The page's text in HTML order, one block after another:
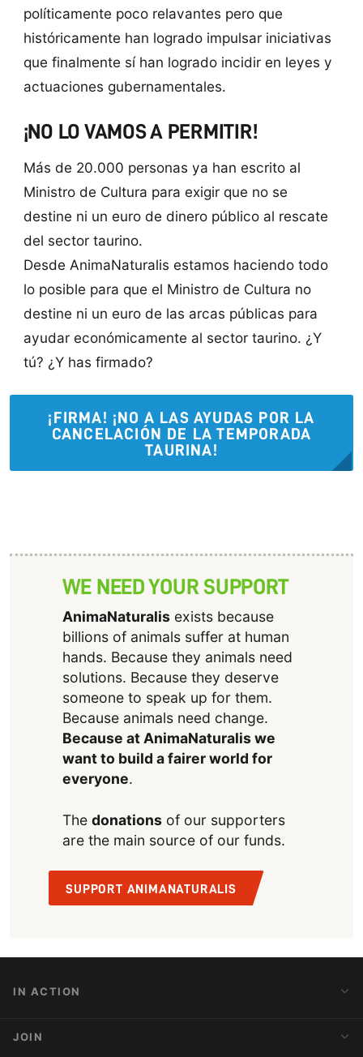
políticamente poco relavantes pero que
históricamente han logrado impulsar iniciativas
que finalmente sí han logrado incidir en leyes y
actuaciones gubernamentales.
¡NO LO VAMOS A PERMITIR!
Más de 20.000 personas ya han escrito al
Ministro de Cultura para exigir que no se
destine ni un euro de dinero público al rescate
del sector taurino.
Desde AnimaNaturalis estamos haciendo todo
lo posible para que el Ministro de Cultura no
destine ni un euro de las arcas públicas para
ayudar económicamente al sector taurino. ¿Y
tú? ¿Y has firmado?
¡FIRMA! ¡NO A LAS AYUDAS POR LA
CANCELACIÓN DE LA TEMPORADA
TAURINA!
WE NEED YOUR SUPPORT
AnimaNaturalisexists because
billions of animals suffer at human
hands. Because they animals need
solutions. Because they deserve
someone to speak up for them.
Because animals need change.
Because at AnimaNaturalis we
want to build a fairer world for
everyone.
The donationsof our supporters
are the main source of our funds.
SUPPORT ANIMANATURALIS
IN ACTION
JOIN